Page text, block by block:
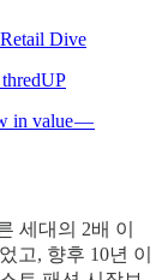
Dive
in value —
세대의 2배 이
고, 향후 10년 이